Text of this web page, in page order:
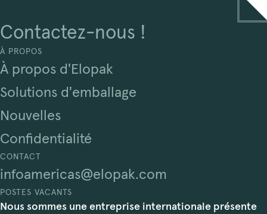
Contactez-nous !
À PROPOS
À propos d'Elopak
Solutions d'emballage
Nouvelles
Confidentialité
CONTACT
infoamericas@elopak.com
POSTES VACANTS
Nous sommes une entreprise internationale présente